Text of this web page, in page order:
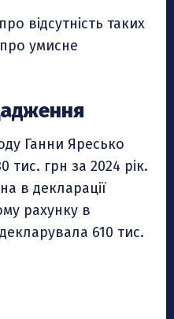
відсутність таких
умисне
Ганни Яресько
тис. грн за 2024 рік.
в декларації
рахунку в
610 тис.